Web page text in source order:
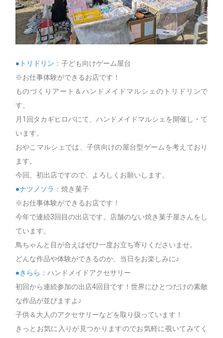
●トリドリン ：子ども向けゲーム屋台
※お仕事体験ができるお店です！
ものづくりアート＆ハンドメイドマルシェのトリドリンで
す。
月1回タカギヒロバにて、ハンドメイドマルシェを開催し・て
います。
おやこマルシェでは、子供向けの屋台型ゲームを考えており
ます。
今回、初出店ですので、よろしくお願いします。
●ナツノソラ ：焼き菓子
※お仕事体験ができるお店です！
今年で連続3回目の出店です。店舗のない焼き菓子屋さんをし
ています。
鳥ちゃんと目が合えばぜひ一度お立ち寄りくださいませ。
どんな作品や体験ができるのか、当日をお楽しみに♪
●きらら ：ハンドメイドアクセサリー
初回から連続参加の出店4回目です！世界にひとつだけの素敵
な作品が並びますよ♪
子供＆大人のアクセサリーなどを取り扱っています！
きっとお気に入りが見つかりますのでお気軽に覗いてみてく